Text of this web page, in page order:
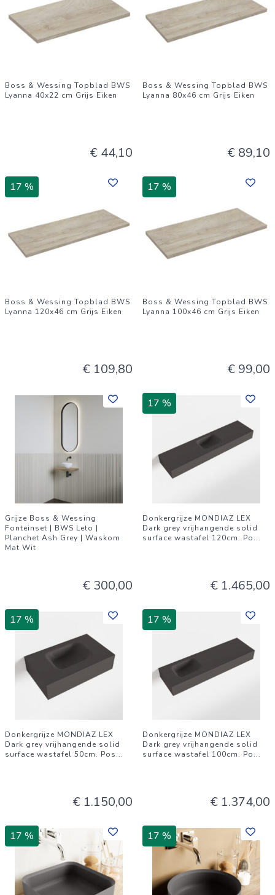
Boss & Wessing Topblad BWS
Lyanna 40x22 cm Grijs Eiken
€ 44,10
Boss & Wessing Topblad BWS
Lyanna 80x46 cm Grijs Eiken
€ 89,10
17 %
Boss & Wessing Topblad BWS
Lyanna 120x46 cm Grijs Eiken
€ 109,80
17 %
Boss & Wessing Topblad BWS
Lyanna 100x46 cm Grijs Eiken
€ 99,00
Grijze Boss & Wessing
Fonteinset | BWS Leto |
Planchet Ash Grey | Waskom
Mat Wit
€ 300,00
17 %
Donkergrijze MONDIAZ LEX
Dark grey vrijhangende solid
surface wastafel 120cm. Po...
€ 1.465,00
17 %
Donkergrijze MONDIAZ LEX
Dark grey vrijhangende solid
surface wastafel 50cm. Pos...
€ 1.150,00
17 %
Donkergrijze MONDIAZ LEX
Dark grey vrijhangende solid
surface wastafel 100cm. Po...
€ 1.374,00
17 % 17 %